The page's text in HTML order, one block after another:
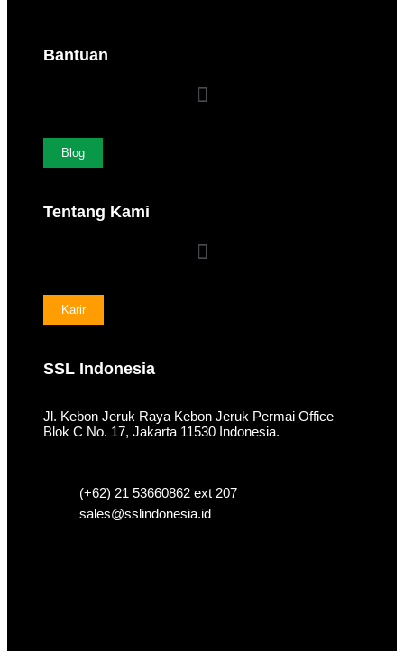
Bantuan
Blog
Tentang Kami
Karir
SSL Indonesia
Jl. Kebon Jeruk Raya Kebon Jeruk Permai Office
Blok C No. 17, Jakarta 11530 Indonesia.
(+62) 21 53660862 ext 207
sales@sslindonesia.id